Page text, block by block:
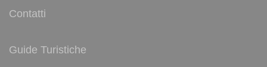
Contatti
Guide Turistiche